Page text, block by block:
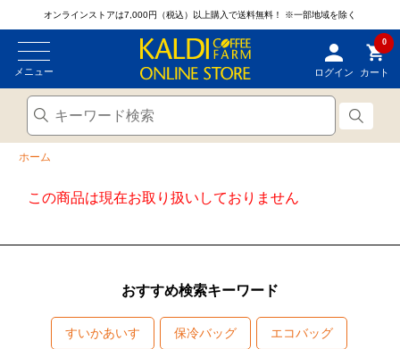
オンラインストアは7,000円（税込）以上購入で送料無料！ ※一部地域を除く
メニュー ログイン
0
カート
ホーム
この商品は現在お取り扱いしておりません
おすすめ検索キーワード
すいかあいす 保冷バッグ エコバッグ